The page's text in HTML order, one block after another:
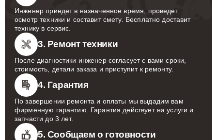
Инженер приедет в назначенное время, проведет
осмотр техники и составит смету. Бесплатно доставит
технику в сервис.
3. Ремонт техники
После диагностики инженер согласует с вами сроки,
стоимость, детали заказа и приступит к ремонту.
4. Гарантия
По завершении ремонта и оплаты мы выдадим вам
фирменную гарантию. Гарантия действует на услуги и
запчасти до 3 лет.
5. Сообщаем о готовности